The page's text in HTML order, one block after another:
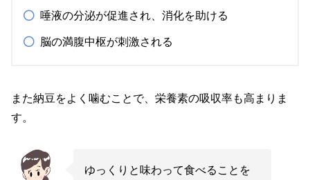
唾液の分泌が促進され、消化を助ける
脳の満腹中枢が刺激される
また納豆をよく噛むことで、栄養素の吸収率も高まりま
す。
ゆっくりと味わって食べることを